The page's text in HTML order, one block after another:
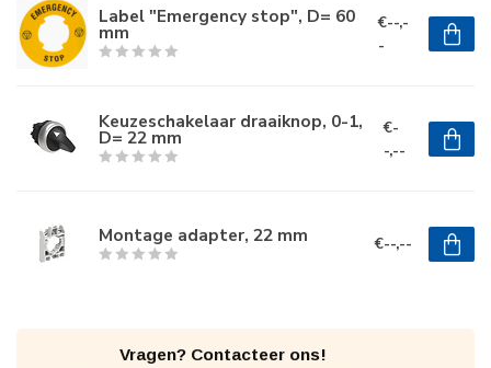
Label "Emergency stop", D= 60
mm
€--,-
-
Keuzeschakelaar draaiknop, 0-1,
D= 22 mm
€-
-,--
Montage adapter, 22 mm €--,--
Vragen? Contacteer ons!